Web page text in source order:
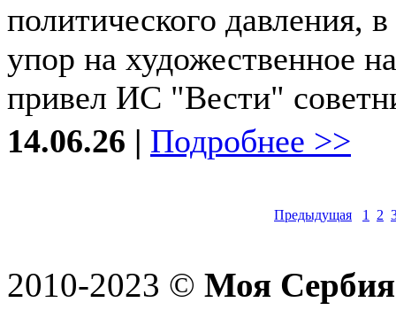
политического давления,
упор на художественное
привел ИС "Вести"
14.06.26 | Подробнее >>
Предыдущая 1 2
2010-2023 © Моя Сербия